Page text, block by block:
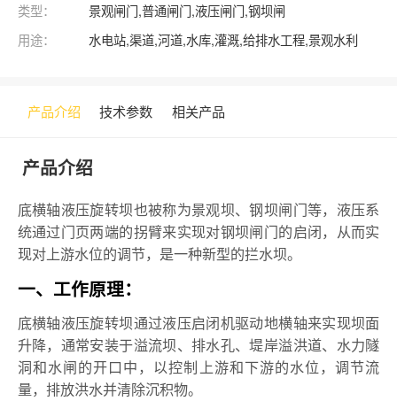
类型：
景观闸门,普通闸门,液压闸门,钢坝闸
用途：
水电站,渠道,河道,水库,灌溉,给排水工程,景观水利
产品介绍 技术参数 相关产品
产品介绍
底横轴液压旋转坝也被称为景观坝、钢坝闸门等，液压系
统通过门页两端的拐臂来实现对钢坝闸门的启闭，从而实
现对上游水位的调节，是一种新型的拦水坝。
一、工作原理：
底横轴液压旋转坝通过液压启闭机驱动地横轴来实现坝面
升降，通常安装于溢流坝、排水孔、堤岸溢洪道、水力隧
洞和水闸的开口中，以控制上游和下游的水位，调节流
量，排放洪水并清除沉积物。